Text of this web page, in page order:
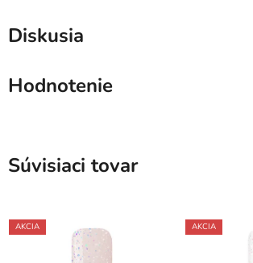
Diskusia
Hodnotenie
Súvisiaci tovar
AKCIA AKCIA